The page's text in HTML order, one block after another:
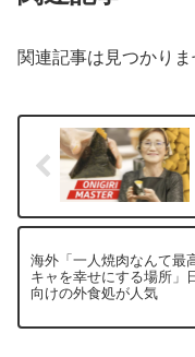
関連記事は見つかりま
海外「一人焼肉なんて最
キャを幸せにする場所」
向けの外食処が人気